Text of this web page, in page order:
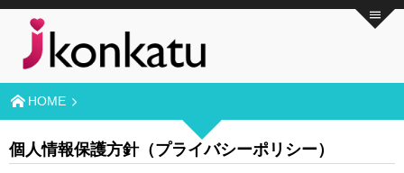
HOME
個人情報保護方針（プライバシーポリシー）